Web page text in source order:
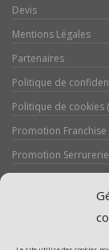
Devis
Mentions Légales
Partenaires
Politique de
Politique de cookies
Promotion Franchise
Promotion Serrurerie